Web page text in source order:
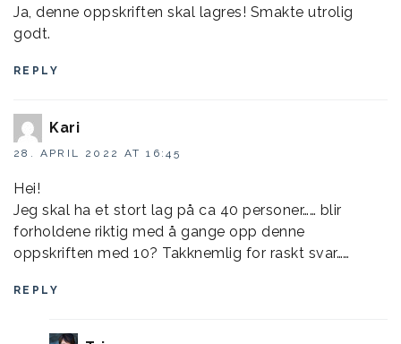
Ja, denne oppskriften skal lagres! Smakte utrolig
godt.
REPLY
Kari
28. APRIL 2022 AT 16:45
Hei!
Jeg skal ha et stort lag på ca 40 personer…… blir
forholdene riktig med å gange opp denne
oppskriften med 10? Takknemlig for raskt svar……
REPLY